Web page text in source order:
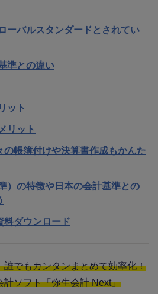
ーバルスタンダードとされてい
準との違い
ット
リット
の帳簿付けや決算書作成もかんた
）の特徴や日本の会計基準との
料ダウンロード
誰でもカンタンまとめて効率化！
計ソフト「弥生会計 Next」